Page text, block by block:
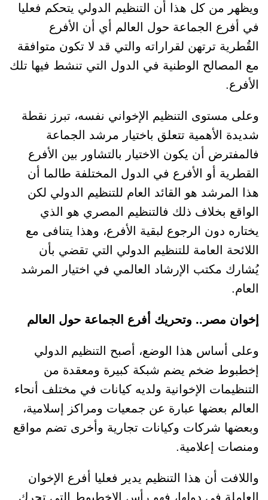
ويظهر من كل هذا أن التنظيم الدولي يتحكم فعليا
في أفرع الجماعة حول العالم أي أن الأفرع
القُطرية ترتهن لقراراته والتي قد لا تكون متوافقة
مع المصالح الوطنية في الدول التي تنشط فيها تلك
الأفرع.
وعلى مستوى التنظيم الإخواني نفسه، تبرز نقطة
شديدة الأهمية تتعلق باختيار مرشد الجماعة
فالمفترض أن يكون الاختيار بالتشاور بين الأفرع
القطرية أو الأفرع في الدول المختلفة طالما أن
هذا المرشد هو القائد العام للتنظيم الدولي لكن
الواقع بخلاف ذلك فالتنظيم المصري هو الذي
يختاره دون الرجوع لبقية الأفرع، وهذا يتنافى مع
اللائحة العامة للتنظيم الدولي التي تقضي بأن
يُشارك مكتب الإرشاد العالمي في اختيار المرشد
العام.
إخوان مصر.. وتحريك أفرع الجماعة حول العالم
وعلى أساس هذا الوضع، أصبح التنظيم الدولي
إخطبوط ضخم يضم شبكة كبيرة ومعقدة من
التنظيمات الإخوانية ولديه كيانات في مختلف أنحاء
العالم بعضها عبارة عن جمعيات ومراكز إسلامية،
وبعضها شركات وكيانات تجارية وأخرى تضم مواقع
ومنصات إعلامية.
واللافت أن هذا التنظيم يدير فعليا أفرع الإخوان
العاملة في دولها، فهو رأس الإخطبوط التي تحرك